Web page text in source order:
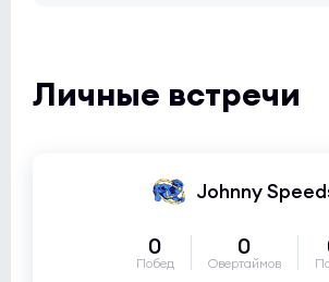
Личные встречи
Johnny
0
Побед
0
Овертаймов